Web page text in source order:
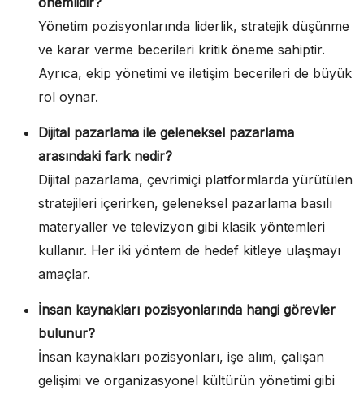
Yönetim pozisyonlarında liderlik, stratejik düşünme
ve karar verme becerileri kritik öneme sahiptir.
Ayrıca, ekip yönetimi ve iletişim becerileri de büyük
rol oynar.
Dijital pazarlama ile geleneksel pazarlama
arasındaki fark nedir?
Dijital pazarlama, çevrimiçi platformlarda yürütülen
stratejileri içerirken, geleneksel pazarlama basılı
materyaller ve televizyon gibi klasik yöntemleri
kullanır. Her iki yöntem de hedef kitleye ulaşmayı
amaçlar.
İnsan kaynakları pozisyonlarında hangi görevler
bulunur?
İnsan kaynakları pozisyonları, işe alım, çalışan
gelişimi ve organizasyonel kültürün yönetimi gibi